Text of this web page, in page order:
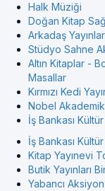
Halk Müziği
Doğan Kitap
Arkadaş
Stüdyo Sahne
Altın Kitaplar -
Masallar
Kırmızı Kedi
Nobel Akademik
İş Bankası
İş Bankası
Kitap Yayınevi
Butik Yayınları
Yabancı